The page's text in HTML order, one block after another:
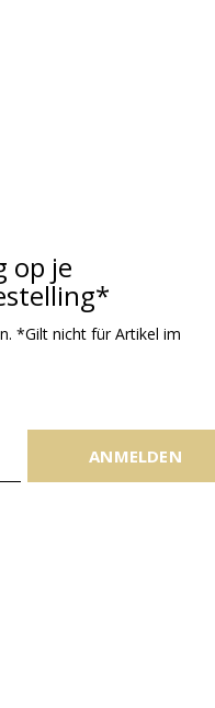
op je
*Gilt nicht für Artikel im
ANMELDEN